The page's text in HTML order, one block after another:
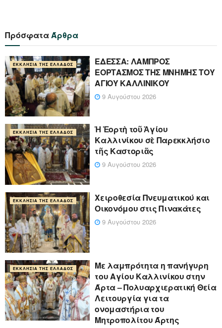
ΠρόσφαταΆρθρα
ΕΚΚΛΗΣΊΑ ΤΗΣ ΕΛΛΆΔΟΣ
ΕΔΕΣΣΑ: ΛΑΜΠΡΟΣ
ΕΟΡΤΑΣΜΟΣ ΤΗΣ ΜΝΗΜΗΣ ΤΟΥ
ΑΓΙΟΥ ΚΑΛΛΙΝΙΚΟΥ
9 Αυγούστου 2026
ΕΚΚΛΗΣΊΑ ΤΗΣ ΕΛΛΆΔΟΣ
Ἡ Ἑορτὴ τοῦ Ἁγίου
Καλλινίκου σὲ Παρεκκλήσιο
τῆς Καστοριᾶς
9 Αυγούστου 2026
ΕΚΚΛΗΣΊΑ ΤΗΣ ΕΛΛΆΔΟΣ
Χειροθεσία Πνευματικού και
Οικονόμου στις Πινακάτες
9 Αυγούστου 2026
ΕΚΚΛΗΣΊΑ ΤΗΣ ΕΛΛΆΔΟΣ
Με λαμπρότητα η πανήγυρη
του Αγίου Καλλινίκου στην
Άρτα – Πολυαρχιερατική Θεία
Λειτουργία για τα
ονομαστήρια του
Μητροπολίτου Άρτης